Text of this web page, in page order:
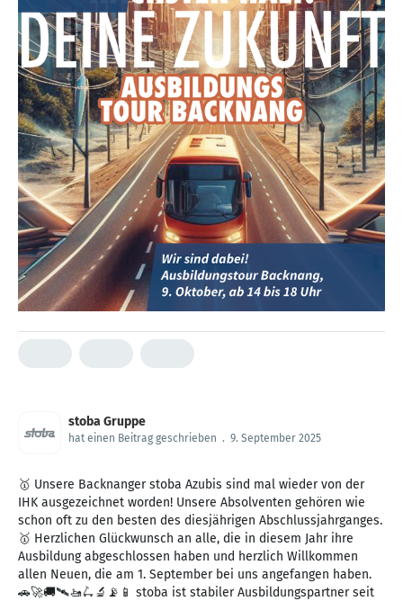
stoba Gruppe
hat einen Beitrag geschrieben . 9. September 2025
🥇 Unsere Backnanger stoba Azubis sind mal wieder von der
IHK ausgezeichnet worden! Unsere Absolventen gehören wie
schon oft zu den besten des diesjährigen Abschlussjahrganges.
🥇 Herzlichen Glückwunsch an alle, die in diesem Jahr ihre
Ausbildung abgeschlossen haben und herzlich Willkommen
allen Neuen, die am 1. September bei uns angefangen haben.
🚗🚀🚚🛰️🚤🛴🔬📡📱 stoba ist stabiler Ausbildungspartner seit